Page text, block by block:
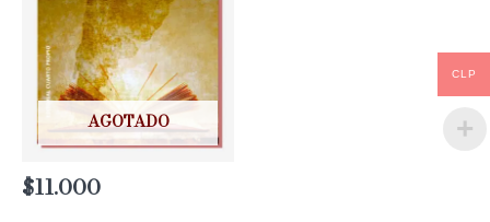
AGOTADO
$11.000
CLP